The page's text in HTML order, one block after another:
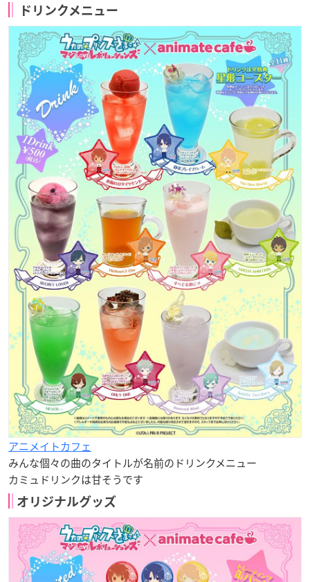
ドリンクメニュー
アニメイトカフェ
みんな個々の曲のタイトルが名前のドリンクメニュー
カミュドリンクは甘そうです
オリジナルグッズ